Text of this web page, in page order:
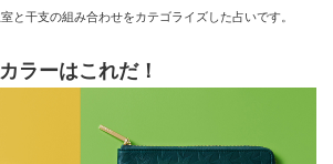
と干支の組み合わせをカテゴライズした占いです。
ラーはこれだ！